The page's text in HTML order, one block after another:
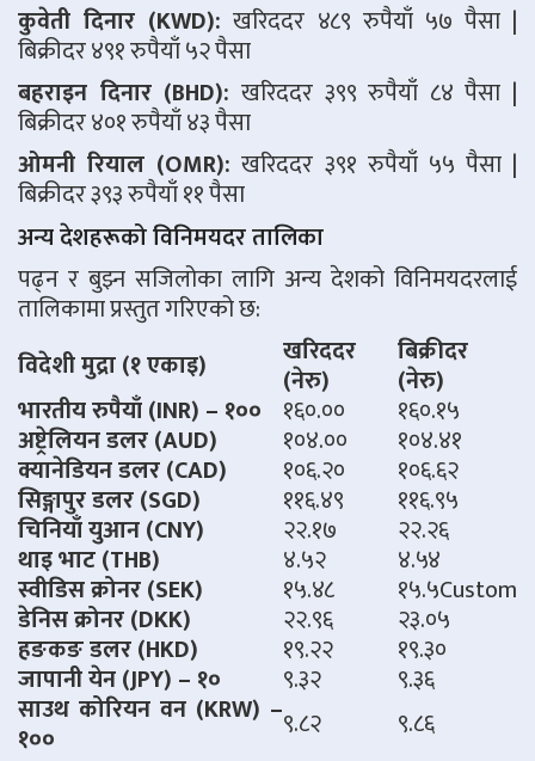
कुवेती दिनार (KWD): खरिददर ४८९ रुपैयाँ ५७ पैसा |
बिक्रीदर ४९१ रुपैयाँ ५२ पैसा
बहराइन दिनार (BHD): खरिददर ३९९ रुपैयाँ ८४ पैसा |
बिक्रीदर ४०१ रुपैयाँ ४३ पैसा
ओमनी रियाल (OMR): खरिददर ३९१ रुपैयाँ ५५ पैसा |
बिक्रीदर ३९३ रुपैयाँ ११ पैसा
अन्य देशहरूको विनिमयदर तालिका
पढ्न र बुझ्न सजिलोका लागि अन्य देशको विनिमयदरलाई
तालिकामा प्रस्तुत गरिएको छ:
विदेशी मुद्रा (१ एकाइ)
खरिददर
(नेरु)
बिक्रीदर
(नेरु)
भारतीय रुपैयाँ (INR) – १०० १६०.०० १६०.१५
अष्ट्रेलियन डलर (AUD) १०४.०० १०४.४१
क्यानेडियन डलर (CAD) १०६.२० १०६.६२
सिङ्गापुर डलर (SGD) ११६.४९ ११६.९५
चिनियाँ युआन (CNY) २२.१७ २२.२६
थाइ भाट (THB) ४.५२ ४.५४
स्वीडिस क्रोनर (SEK) १५.४८ १५.५Custom
डेनिस क्रोनर (DKK) २२.९६ २३.०५
हङकङ डलर (HKD) १९.२२ १९.३०
जापानी येन (JPY) – १० ९.३२ ९.३६
साउथ कोरियन वन (KRW) –
१०० ९.८२
९.८६